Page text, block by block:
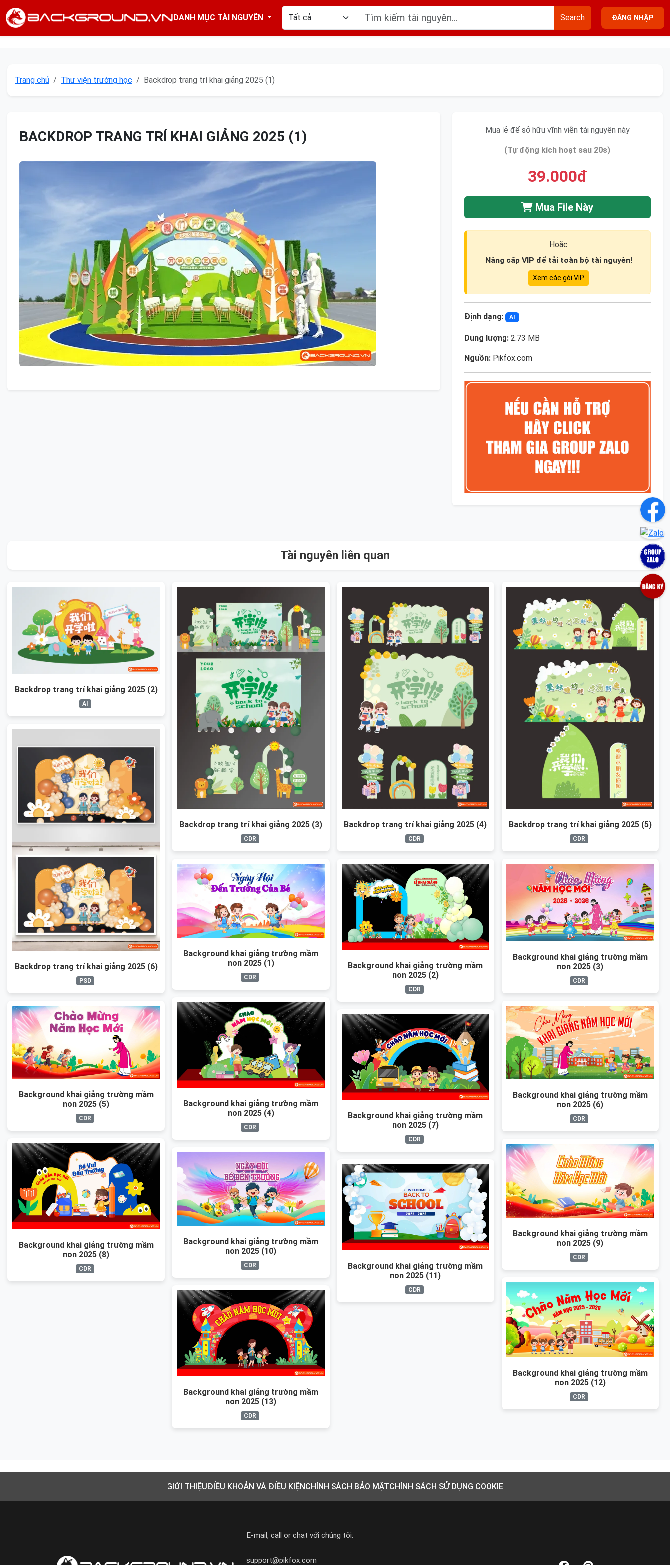
DANH MỤC TÀI NGUYÊN Search ĐĂNG NHẬP
Trang chủ Thư viện trường học Backdrop trang trí khai giảng 2025 (1)
BACKDROP TRANG TRÍ KHAI GIẢNG 2025 (1) Mua lẻ để sở hữu vĩnh viễn tài nguyên này
(Tự động kích hoạt sau 20s)
39.000đ
Mua File Này
Hoặc
Nâng cấp VIP để tải toàn bộ tài nguyên!
Xem các gói VIP
Định dạng: AI
Dung lượng: 2.73 MB
Nguồn: Pikfox.com
Tài nguyên liên quan
Backdrop trang trí khai giảng 2025 (2)
AI
Backdrop trang trí khai giảng 2025 (3)
CDR
Backdrop trang trí khai giảng 2025 (4)
CDR
Backdrop trang trí khai giảng 2025 (5)
CDR
Backdrop trang trí khai giảng 2025 (6)
PSD
Background khai giảng trường mầm
non 2025 (1)
CDR
Background khai giảng trường mầm
non 2025 (2)
CDR
Background khai giảng trường mầm
non 2025 (3)
CDR
Background khai giảng trường mầm
non 2025 (4)
CDR
Background khai giảng trường mầm
non 2025 (5)
CDR
Background khai giảng trường mầm
non 2025 (6)
CDR
Background khai giảng trường mầm
non 2025 (7)
CDR
Background khai giảng trường mầm
non 2025 (8)
CDR
Background khai giảng trường mầm
non 2025 (9)
CDR
Background khai giảng trường mầm
non 2025 (10)
CDR
Background khai giảng trường mầm
non 2025 (11)
CDR
Background khai giảng trường mầm
non 2025 (12)
CDR
Background khai giảng trường mầm
non 2025 (13)
CDR
GIỚI THIỆUĐIỀU KHOẢN VÀ ĐIỀU KIỆNCHÍNH SÁCH BẢO MẬTCHÍNH SÁCH SỬ DỤNG COOKIE
E-mail, call or chat với chúng tôi:
support@pikfox.com